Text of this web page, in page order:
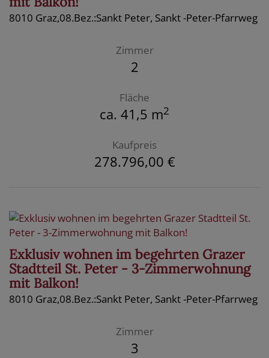
8010 Graz,08.Bez.:Sankt Peter, Sankt -Peter-Pfarrweg
Zimmer
2
Fläche
ca. 41,5 m2
Kaufpreis
278.796,00 €
Exklusiv wohnen im begehrten Grazer
Stadtteil St. Peter - 3-Zimmerwohnung
mit Balkon!
8010 Graz,08.Bez.:Sankt Peter, Sankt -Peter-Pfarrweg
Zimmer
3